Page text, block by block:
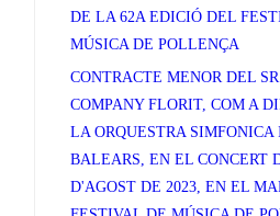
DE LA 62A EDICIÓ DEL
MÚSICA DE POLLENÇA
CONTRACTE MENOR DEL
COMPANY FLORIT, COM A
LA ORQUESTRA SIMFONICA
BALEARS, EN EL CONCERT
D'AGOST DE 2023, EN EL